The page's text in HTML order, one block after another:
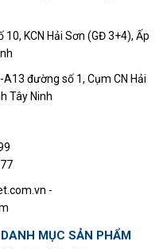
KCN Hải Sơn (GĐ 3+4), Ấp
đường số 1, Cụm CN Hải
Tây Ninh
-
DANH MỤC SẢN PHẨM